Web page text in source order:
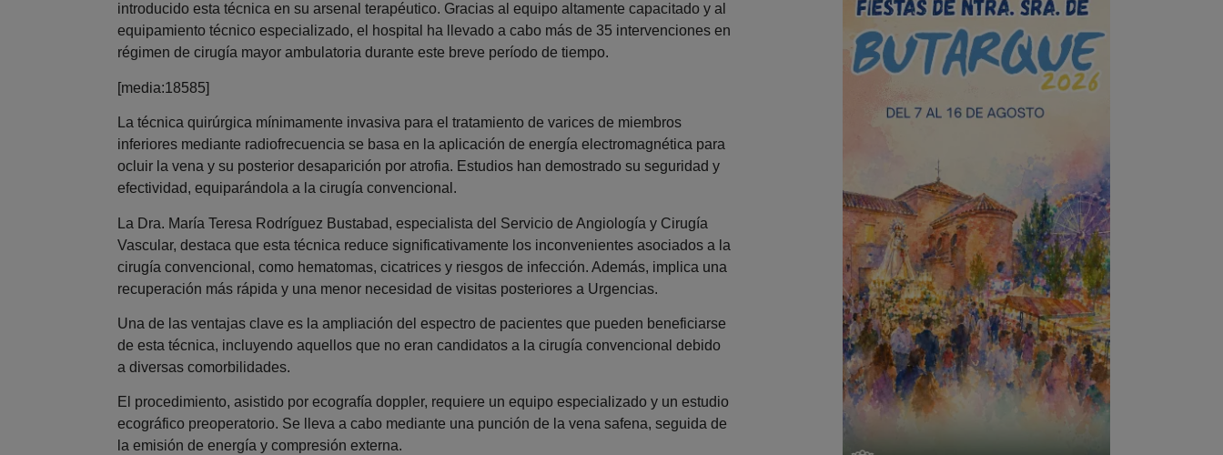
introducido esta técnica en su arsenal terapéutico. Gracias al equipo altamente capacitado y al
equipamiento técnico especializado, el hospital ha llevado a cabo más de 35 intervenciones en
régimen de cirugía mayor ambulatoria durante este breve período de tiempo.
[media:18585]
La técnica quirúrgica mínimamente invasiva para el tratamiento de varices de miembros
inferiores mediante radiofrecuencia se basa en la aplicación de energía electromagnética para
ocluir la vena y su posterior desaparición por atrofia. Estudios han demostrado su seguridad y
efectividad, equiparándola a la cirugía convencional.
La Dra. María Teresa Rodríguez Bustabad, especialista del Servicio de Angiología y Cirugía
Vascular, destaca que esta técnica reduce significativamente los inconvenientes asociados a la
cirugía convencional, como hematomas, cicatrices y riesgos de infección. Además, implica una
recuperación más rápida y una menor necesidad de visitas posteriores a Urgencias.
Una de las ventajas clave es la ampliación del espectro de pacientes que pueden beneficiarse
de esta técnica, incluyendo aquellos que no eran candidatos a la cirugía convencional debido
a diversas comorbilidades.
El procedimiento, asistido por ecografía doppler, requiere un equipo especializado y un estudio
ecográfico preoperatorio. Se lleva a cabo mediante una punción de la vena safena, seguida de
la emisión de energía y compresión externa.